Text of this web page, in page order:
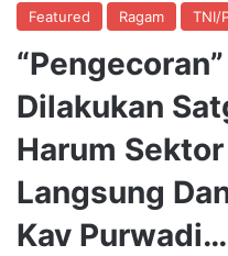
Featured Ragam TNI/
Dilakukan
Harum
Langsung
Kav